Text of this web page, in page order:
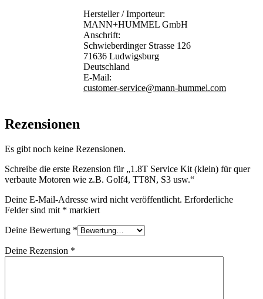
Hersteller / Importeur:
MANN+HUMMEL GmbH
Anschrift:
Schwieberdinger Strasse 126
71636 Ludwigsburg
Deutschland
E-Mail:
customer-service@mann-hummel.com
Rezensionen
Es gibt noch keine Rezensionen.
Schreibe die erste Rezension für „1.8T Service Kit (klein) für quer
verbaute Motoren wie z.B. Golf4, TT8N, S3 usw.“
Deine E-Mail-Adresse wird nicht veröffentlicht. Erforderliche
Felder sind mit * markiert
Deine Bewertung *
Deine Rezension *